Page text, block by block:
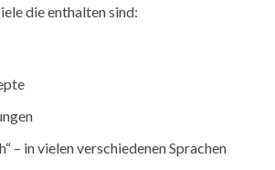
die enthalten sind:
– in vielen verschiedenen Sprachen